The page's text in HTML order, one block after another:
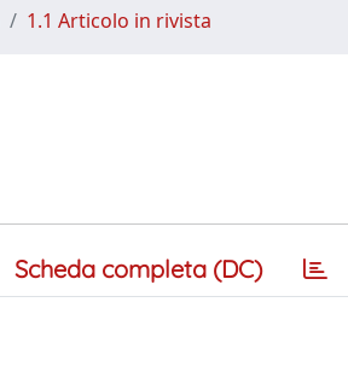
1.1 Articolo in rivista
Scheda completa (DC)